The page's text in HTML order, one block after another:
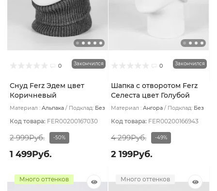
0 Закончился
Снуд Ferz Эдем цвет
Коричневый
Материал : Альпака Подклад: Без
Код товара: FER00200167030
2 999Руб. -50%
1 499Руб.
0 Закончился
Шапка с отворотом Ferz
Селеста цвет Голубой
Материал : Ангора Подклад: Без
Код товара: FER00200166943
4 299Руб. -49%
2 199Руб.
Много оттенков Много оттенков